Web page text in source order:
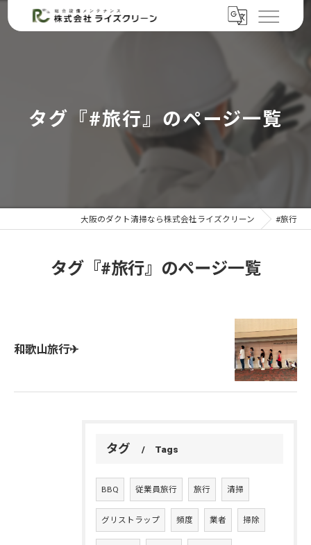
タグ『#旅行』のページ一覧
大阪のダクト清掃なら株式会社ライズクリーン #旅行
タグ『#旅行』のページ一覧
和歌山旅行✈
タグ Tags
BBQ 従業員旅行 旅行 清掃
グリストラップ 頻度 業者 掃除